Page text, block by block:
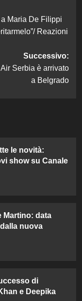
a Maria De Filippi
Reazioni
Successivo:
Serbia è arrivato
a Belgrado
le novità:
show su Canale
Martino: data
nuova
di
e Deepika